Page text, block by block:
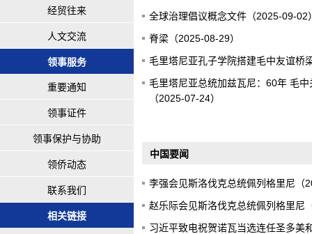
经贸往来
人文交流
领事服务
重要通知
领事证件
领事保护与协助
领侨动态
联系我们
相关链接
全球治理倡议概念文件（2025-09-02
脊梁（2025-08-29）
毛里塔尼亚孔子学院搭建毛中友谊桥
毛里塔尼亚总统加兹瓦尼：60年 毛
（2025-07-24）
中国要闻
李强会见斯洛伐克总统佩列格里尼（
赵乐际会见斯洛伐克总统佩列格里尼
习近平致电祝贺诺瓦当选连任圣多美